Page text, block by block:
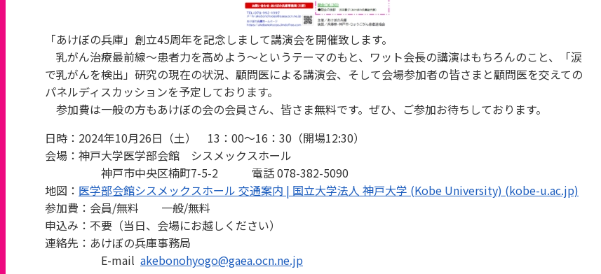
「あけぼの兵庫」創立45周年を記念しまして講演会を開催致します。
乳がん治療最前線～患者力を高めよう～というテーマのもと、ワット会長の講演はもちろんのこと、「涙
で乳がんを検出」研究の現在の状況、顧問医による講演会、そして会場参加者の皆さまと顧問医を交えての
パネルディスカッションを予定しております。
参加費は一般の方もあけぼの会の会員さん、皆さま無料です。ぜひ、ご参加お待ちしております。
日時：2024年10月26日（土） 13：00～16：30（開場12:30）
会場：神戸大学医学部会館 シスメックスホール
神戸市中央区楠町7-5-2 電話 078-382-5090
地図： 医学部会館シスメックスホール 交通案内 | 国立大学法人 神戸大学 (Kobe University) (kobe-u.ac.jp)
参加費：会員/無料 一般/無料
申込み：不要（当日、会場にお越しください）
連絡先：あけぼの兵庫事務局
E-mail akebonohyogo@gaea.ocn.ne.jp